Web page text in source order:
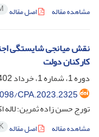
مشاهده مقاله اصل مقاله
نقش میانجی شایستگی
کارکنان دولت
دوره 1، شماره 1، خرداد 1402
CPA.2023.2325
تورج حسن زاده ثمرین؛
مشاهده مقاله اصل مقاله